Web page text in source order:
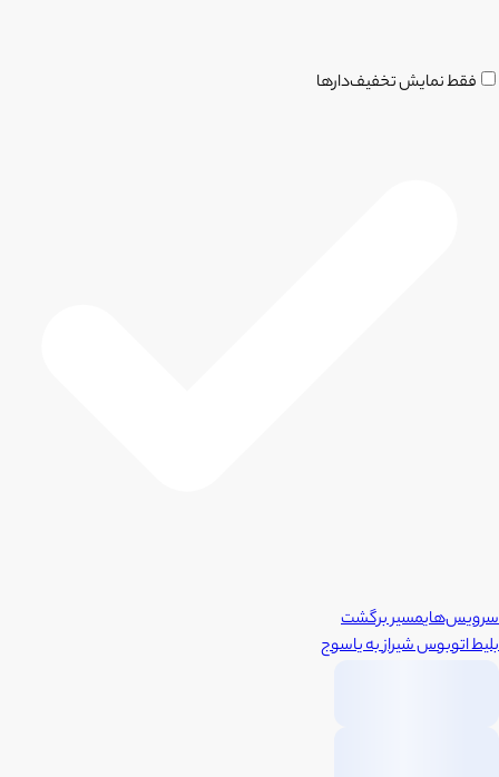
فقط نمایش تخفیف‌دارها
سرویس‌هایمسیر برگشت
بلیط اتوبوسشیرازبهیاسوج